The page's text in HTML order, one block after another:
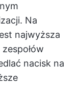
Na
najwyższa
nacisk na